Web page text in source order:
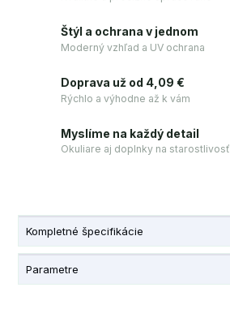
Štýl a ochrana v jednom
Moderný vzhľad a UV ochrana
Doprava už od 4,09 €
Rýchlo a výhodne až k vám
Myslíme na každý detail
Okuliare aj doplnky na starostlivosť
Kompletné špecifikácie
Parametre